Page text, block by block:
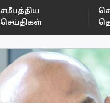
சமீபத்திய
செய்திகள்